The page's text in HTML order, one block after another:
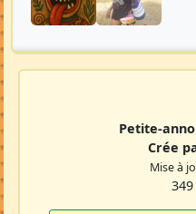
Petite-
Crée
Mise à